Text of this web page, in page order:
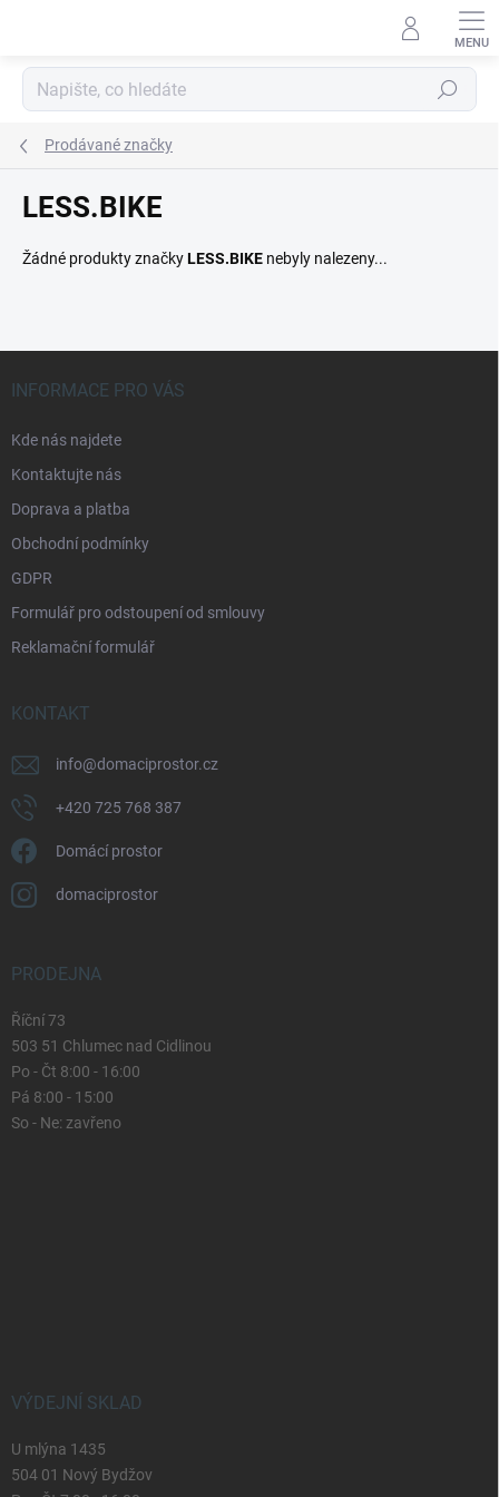
Hledat
Prodávané značky
LESS.BIKE
Žádné produkty značkyLESS.BIKE nebyly nalezeny...
INFORMACE PRO VÁS
Kde nás najdete
Kontaktujte nás
Doprava a platba
Obchodní podmínky
GDPR
Formulář pro odstoupení od smlouvy
Reklamační formulář
KONTAKT
info@domaciprostor.cz
+420 725 768 387
Domácí prostor
domaciprostor
PRODEJNA
Říční 73
503 51 Chlumec nad Cidlinou
Po - Čt 8:00 - 16:00
Pá 8:00 - 15:00
So - Ne: zavřeno
VÝDEJNÍ SKLAD
U mlýna 1435
504 01 Nový Bydžov